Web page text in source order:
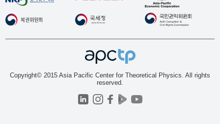
Copyright© 2015 Asia Pacific Center for Theoretical Physics. All rights
reserved.